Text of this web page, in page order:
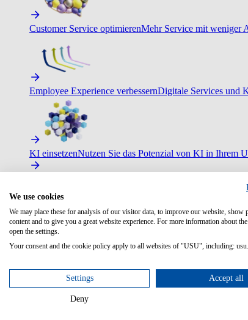
Customer Service optimierenMehr Service mit weniger
Employee Experience verbessernDigitale Services und
KI einsetzenNutzen Sie das Potenzial von KI in Ihrem
We use cookies
We may place these for analysis of our visitor data, to improve our website, show
content and to give you a great website experience. For more information about
open the settings.
Your consent and the cookie policy apply to all websites of "USU", including:
Settings Accept all
Deny